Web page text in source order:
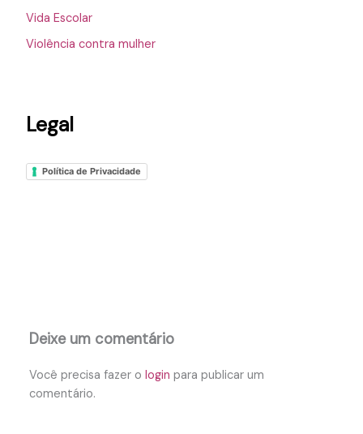
Vida Escolar
Violência contra mulher
Legal
Política de Privacidade
Deixe um comentário
Você precisa fazer ologin para publicar um
comentário.